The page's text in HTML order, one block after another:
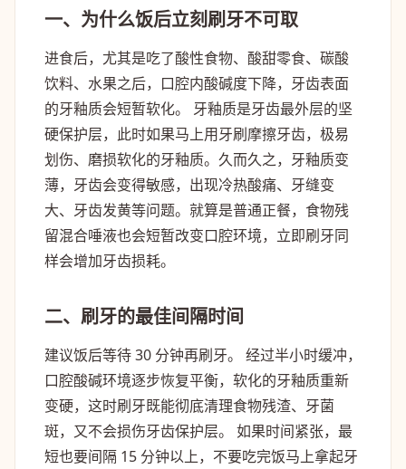
一、为什么饭后立刻刷牙不可取
进食后，尤其是吃了酸性食物、酸甜零食、碳酸
饮料、水果之后，口腔内酸碱度下降，牙齿表面
的牙釉质会短暂软化。 牙釉质是牙齿最外层的坚
硬保护层，此时如果马上用牙刷摩擦牙齿，极易
划伤、磨损软化的牙釉质。久而久之，牙釉质变
薄，牙齿会变得敏感，出现冷热酸痛、牙缝变
大、牙齿发黄等问题。就算是普通正餐，食物残
留混合唾液也会短暂改变口腔环境，立即刷牙同
样会增加牙齿损耗。
二、刷牙的最佳间隔时间
建议饭后等待 30 分钟再刷牙。 经过半小时缓冲，
口腔酸碱环境逐步恢复平衡，软化的牙釉质重新
变硬，这时刷牙既能彻底清理食物残渣、牙菌
斑，又不会损伤牙齿保护层。 如果时间紧张，最
短也要间隔 15 分钟以上，不要吃完饭马上拿起牙